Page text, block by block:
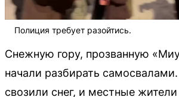
Полиция требует разойтись.
Снежную гору, прозванную
начали разбирать
свозили снег, и местные